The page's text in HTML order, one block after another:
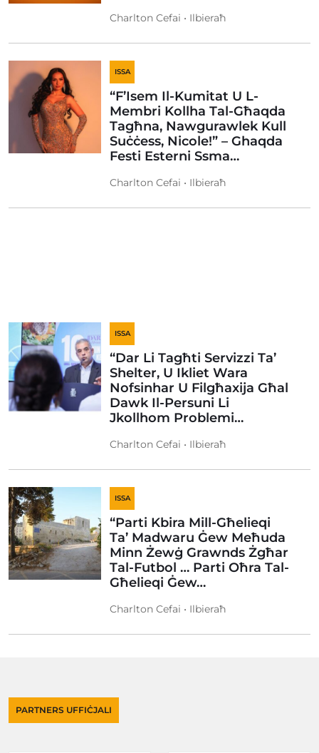
Charlton Cefai • Ilbieraħ
ISSA
“F’Isem Il-Kumitat U L-
Membri Kollha Tal-Għaqda
Tagħna, Nawgurawlek Kull
Suċċess, Nicole!” – Ghaqda
Festi Esterni Ssma…
Charlton Cefai • Ilbieraħ
ISSA
“Dar Li Tagħti Servizzi Ta’
Shelter, U Ikliet Wara
Nofsinhar U Filgħaxija Għal
Dawk Il-Persuni Li
Jkollhom Problemi…
Charlton Cefai • Ilbieraħ
ISSA
“Parti Kbira Mill-Għelieqi
Ta’ Madwaru Ġew Meħuda
Minn Żewġ Grawnds Żgħar
Tal-Futbol … Parti Oħra Tal-
Għelieqi Ġew…
Charlton Cefai • Ilbieraħ
PARTNERS UFFIĊJALI